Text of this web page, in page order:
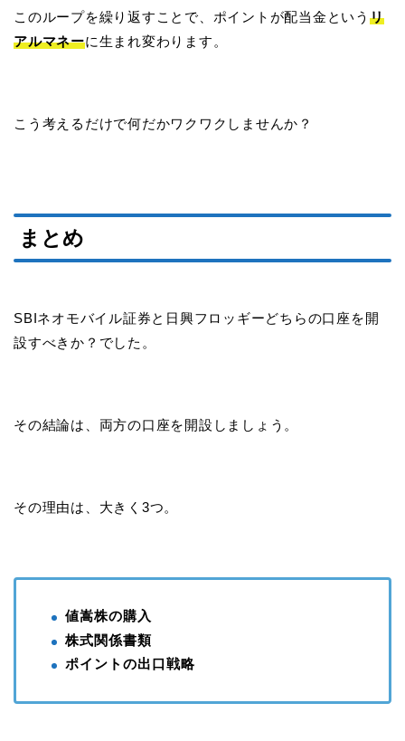
このループを繰り返すことで、ポイントが配当金という リ
アルマネーに生まれ変わります。
こう考えるだけで何だかワクワクしませんか？
まとめ
SBIネオモバイル証券と日興フロッギーどちらの口座を開
設すべきか？でした。
その結論は、両方の口座を開設しましょう。
その理由は、大きく3つ。
値嵩株の購入
株式関係書類
ポイントの出口戦略